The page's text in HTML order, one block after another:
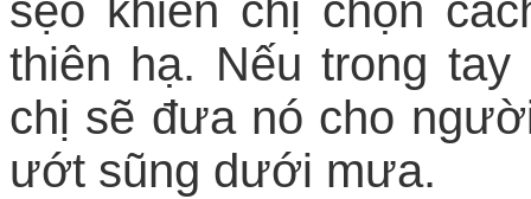
sẹo khiến chị chọn
thiên hạ. Nếu trong
chị sẽ đưa nó cho
ướt sũng dưới mưa.